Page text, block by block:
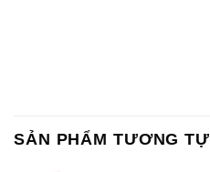
SẢN PHẨM TƯƠNG TỰ